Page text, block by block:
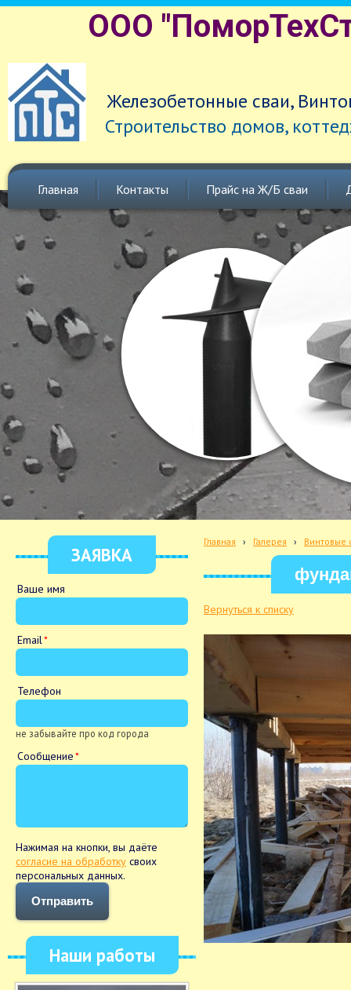
ООО
Железобетонные сваи,
Строительство домов,
Главная Контакты Прайс на Ж/Б сваи
ЗАЯВКА
Ваше имя
Email
Телефон
не забывайте про код города
Сообщение
Нажимая на кнопки, вы даёте
согласие на обработку своих
персональных данных.
Отправить
Наши работы
Главная › Галерея › Винтовые
Вернуться к списку